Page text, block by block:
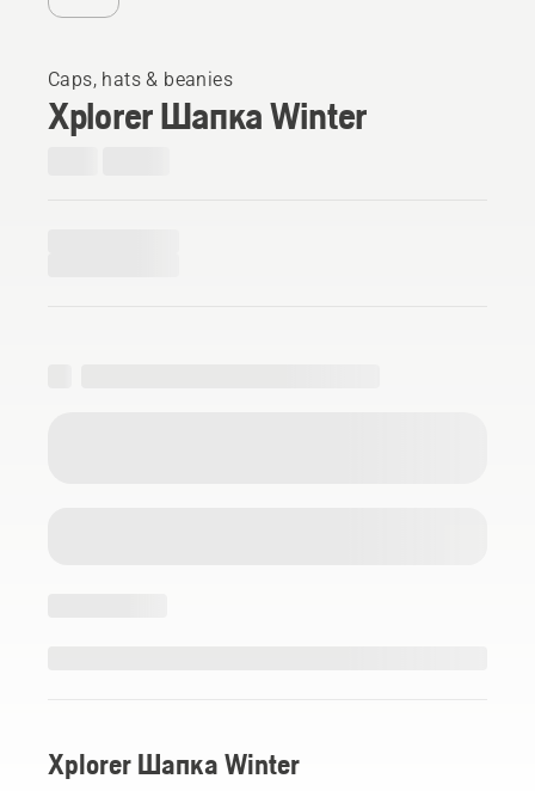
Caps, hats & beanies
Xplorer Шапка Winter
Xplorer Шапка Winter